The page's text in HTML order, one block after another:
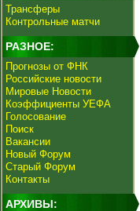
Трансферы
Контрольные матчи
РАЗНОЕ:
Прогнозы от ФНК
Российские новости
Мировые Новости
Коэффициенты УЕФА
Голосование
Поиск
Вакансии
Новый Форум
Старый Форум
Контакты
АРХИВЫ: